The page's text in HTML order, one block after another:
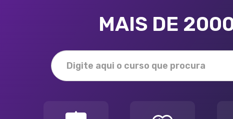
MAIS DE